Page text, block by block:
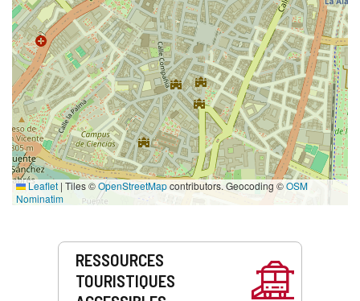
Leaflet | Tiles ©OpenStreetMapcontributors. Geocoding ©OSM
Nominatim
Prestations
RESSOURCES
TOURISTIQUES